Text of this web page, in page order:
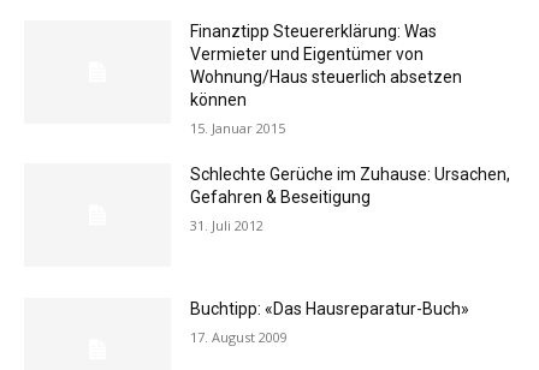
Finanztipp Steuererklärung: Was
Vermieter und Eigentümer von
Wohnung/Haus steuerlich absetzen
können
15. Januar 2015
Schlechte Gerüche im Zuhause: Ursachen,
Gefahren & Beseitigung
31. Juli 2012
Buchtipp: «Das Hausreparatur-Buch»
17. August 2009